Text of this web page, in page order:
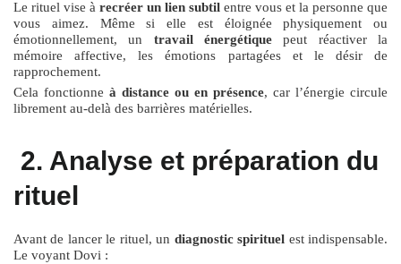
Le rituel vise à recréer un lien subtil entre vous et la personne que
vous aimez. Même si elle est éloignée physiquement ou
émotionnellement, un travail énergétique peut réactiver la
mémoire affective, les émotions partagées et le désir de
rapprochement.
Cela fonctionne à distance ou en présence, car l’énergie circule
librement au-delà des barrières matérielles.
2. Analyse et préparation du
rituel
Avant de lancer le rituel, un diagnostic spirituel est indispensable.
Le voyant Dovi :